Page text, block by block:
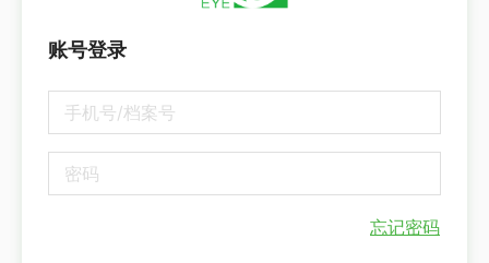
账号登录
忘记密码